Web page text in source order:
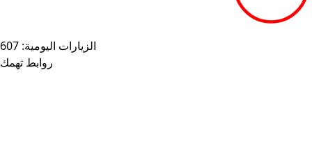
الزيارات اليومية: 607
روابط تهمك